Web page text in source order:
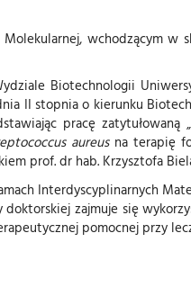
wchodzącym w
Biotechnologii
II stopnia o kierunku
pracę
aureusna terapię
prof. dr hab. Krzysztofa
Interdyscyplinarnych
zajmuje się
pomocnej przy